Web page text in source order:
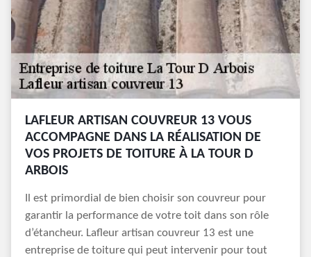
LAFLEUR ARTISAN COUVREUR 13 VOUS
ACCOMPAGNE DANS LA RÉALISATION DE
VOS PROJETS DE TOITURE À LA TOUR D
ARBOIS
Il est primordial de bien choisir son couvreur pour
garantir la performance de votre toit dans son rôle
d’étancheur. Lafleur artisan couvreur 13 est une
entreprise de toiture qui peut intervenir pour tout